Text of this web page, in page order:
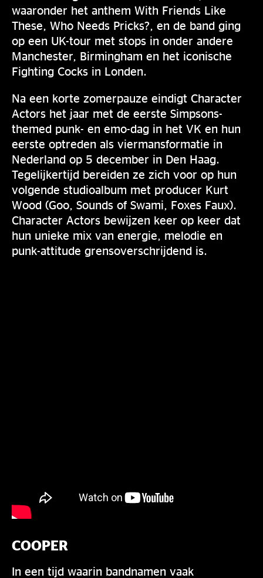
waaronder het anthem With Friends Like
These, Who Needs Pricks?, en de band ging
op een UK-tour met stops in onder andere
Manchester, Birmingham en het iconische
Fighting Cocks in Londen.
Na een korte zomerpauze eindigt Character
Actors het jaar met de eerste Simpsons-
themed punk- en emo-dag in het VK en hun
eerste optreden als viermansformatie in
Nederland op 5 december in Den Haag.
Tegelijkertijd bereiden ze zich voor op hun
volgende studioalbum met producer Kurt
Wood (Goo, Sounds of Swami, Foxes Faux).
Character Actors bewijzen keer op keer dat
hun unieke mix van energie, melodie en
punk-attitude grensoverschrijdend is.
COOPER
In een tijd waarin bandnamen vaak